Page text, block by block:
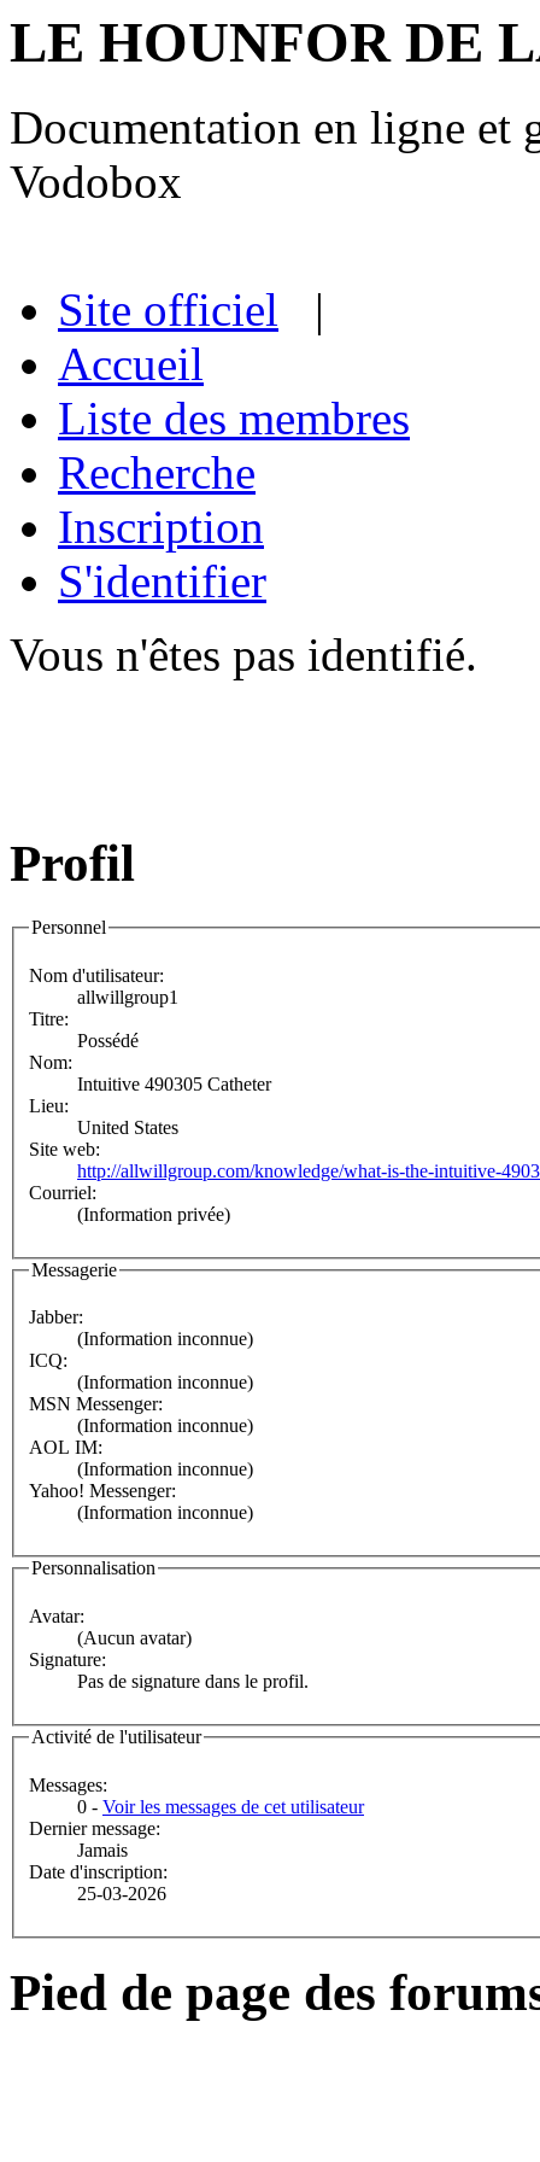
LE HOUNFOR DE
Documentation en ligne et
Vodobox
Site officiel |
Accueil
Liste des membres
Recherche
Inscription
S'identifier
Vous n'êtes pas identifié.
Profil
Personnel
Nom d'utilisateur:
allwillgroup1
Titre:
Possédé
Nom:
Intuitive 490305 Catheter
Lieu:
United States
Site web:
http://allwillgroup.com/knowledge/what-is-the-intuitive-
Courriel:
(Information privée)
Messagerie
Jabber:
(Information inconnue)
ICQ:
(Information inconnue)
MSN Messenger:
(Information inconnue)
AOL IM:
(Information inconnue)
Yahoo! Messenger:
(Information inconnue)
Personnalisation
Avatar:
(Aucun avatar)
Signature:
Pas de signature dans le profil.
Activité de l'utilisateur
Messages:
0 - Voir les messages de cet utilisateur
Dernier message:
Jamais
Date d'inscription:
25-03-2026
Pied de page des